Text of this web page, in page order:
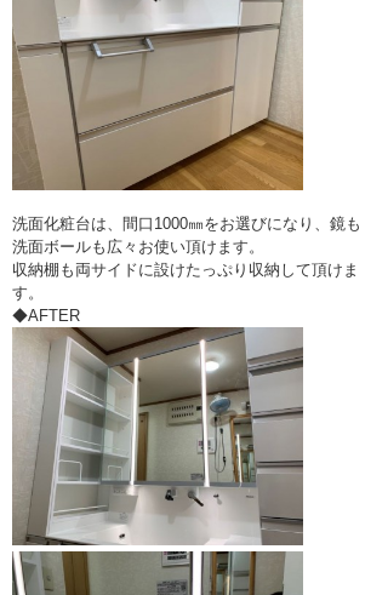
洗面化粧台は、間口1000㎜をお選びになり、鏡も
洗面ボールも広々お使い頂けます。
収納棚も両サイドに設けたっぷり収納して頂けま
す。
◆AFTER